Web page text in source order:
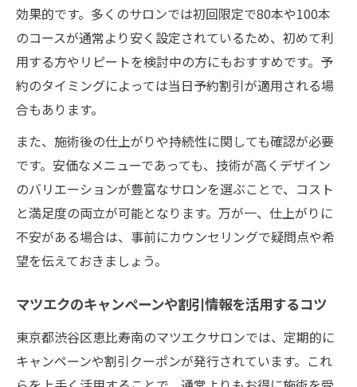
効果的です。多くのサロンでは初回限定で80本や100本
のコースが通常より安く設定されているため、初めて利
用する方やリピートを検討中の方にもおすすめです。予
約のタイミングによっては当日予約割引が適用される場
合もあります。
また、施術後の仕上がりや持続性に関しても確認が必要
です。安価なメニューであっても、技術が高くデザイン
のバリエーションが豊富なサロンを選ぶことで、コスト
と満足度の両立が可能となります。万が一、仕上がりに
不安がある場合は、事前にカウンセリングで疑問点や希
望を伝えておきましょう。
マツエクのキャンペーンや割引情報を活用するコツ
東京都渋谷区恵比寿南のマツエクサロンでは、定期的に
キャンペーンや割引クーポンが発行されています。これ